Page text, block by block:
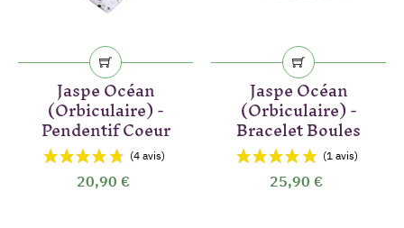
Jaspe Océan
(Orbiculaire) -
Pendentif Coeur
20,90 €
Jaspe Océan
(Orbiculaire) -
Bracelet Boules
25,90 €